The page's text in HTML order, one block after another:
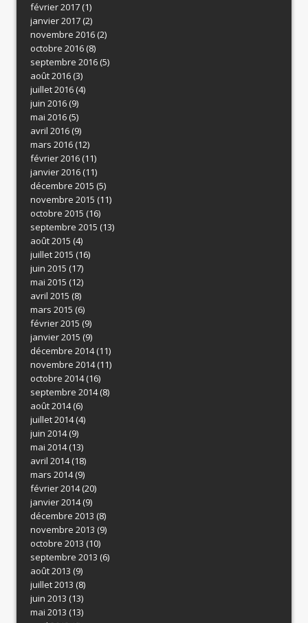
février 2017(1)
janvier 2017(2)
novembre 2016(2)
octobre 2016(8)
septembre 2016(5)
août 2016(3)
juillet 2016(4)
juin 2016(9)
mai 2016(5)
avril 2016(9)
mars 2016(12)
février 2016(11)
janvier 2016(11)
décembre 2015 (5)
novembre 2015 (11)
octobre 2015 (16)
septembre 2015 (13)
août 2015 (4)
juillet 2015 (16)
juin 2015 (17)
mai 2015 (12)
avril 2015 (8)
mars 2015 (6)
février 2015 (9)
janvier 2015 (9)
décembre 2014(11)
novembre 2014(11)
octobre 2014(16)
septembre 2014(8)
août 2014(6)
juillet 2014(4)
juin 2014(9)
mai 2014(13)
avril 2014(18)
mars 2014(9)
février 2014(20)
janvier 2014(9)
décembre 2013 (8)
novembre 2013 (9)
octobre 2013 (10)
septembre 2013 (6)
août 2013 (9)
juillet 2013 (8)
juin 2013 (13)
mai 2013 (13)